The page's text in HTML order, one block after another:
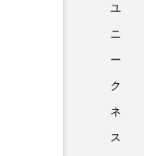
ユ
ニ
ー
ク
ネ
ス